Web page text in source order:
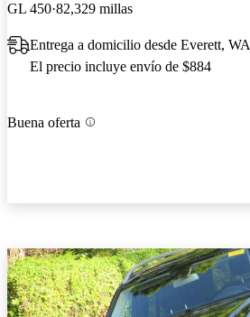
GL 450 82,329 millas
Entrega a domicilio desde Everett, WA
El precio incluye envío de $884
Buena oferta